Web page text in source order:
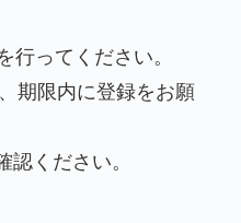
行ってください。
期限内に登録をお願
ください。